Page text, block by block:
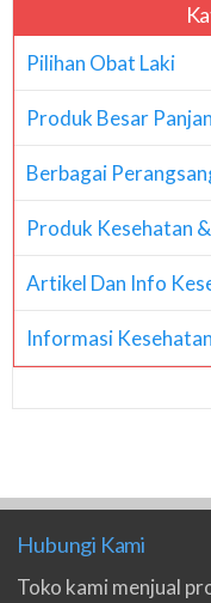
Pilihan Obat Laki
Produk Besar
Berbagai
Produk Kesehatan
Artikel Dan Info
Informasi
Hubungi Kami
Toko kami menjual